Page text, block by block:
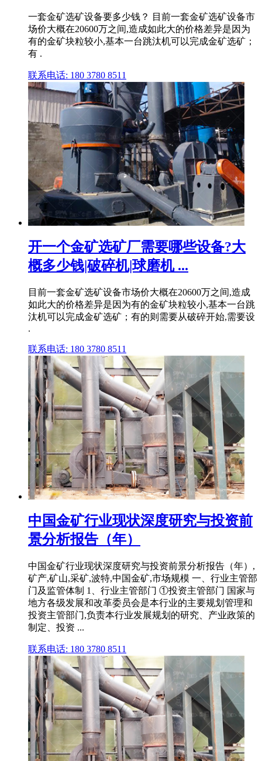
一套金矿选矿设备要多少钱？ 目前一套金矿选矿设备市
场价大概在20600万之间,造成如此大的价格差异是因为
有的金矿块粒较小,基本一台跳汰机可以完成金矿选矿；
有 .
联系电话: 180 3780 8511
开一个金矿选矿厂需要哪些设备?大
概多少钱|破碎机|球磨机 ...
目前一套金矿选矿设备市场价大概在20600万之间,造成
如此大的价格差异是因为有的金矿块粒较小,基本一台跳
汰机可以完成金矿选矿；有的则需要从破碎开始,需要设
.
联系电话: 180 3780 8511
中国金矿行业现状深度研究与投资前
景分析报告（年）
中国金矿行业现状深度研究与投资前景分析报告（年）,
矿产,矿山,采矿,波特,中国金矿,市场规模 一、行业主管部
门及监管体制 1、行业主管部门 ①投资主管部门 国家与
地方各级发展和改革委员会是本行业的主要规划管理和
投资主管部门,负责本行业发展规划的研究、产业政策的
制定、投资 ...
联系电话: 180 3780 8511